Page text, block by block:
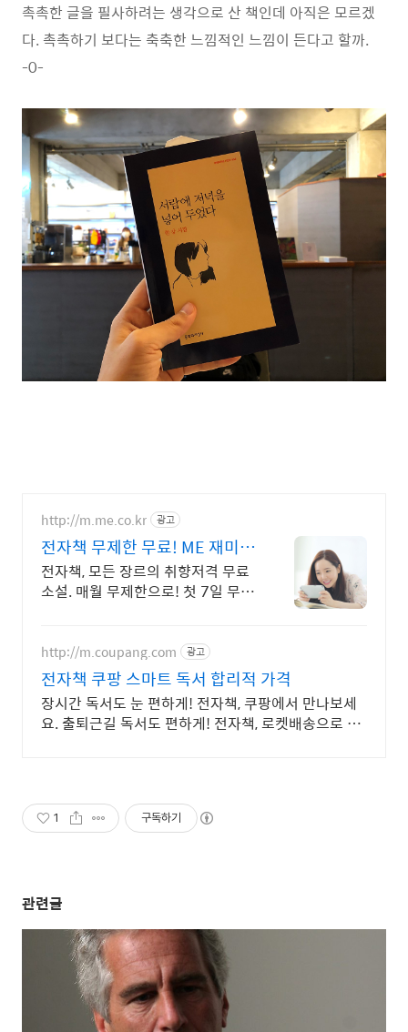
촉촉한 글을 필사하려는 생각으로 산 책인데 아직은 모르겠
다. 촉촉하기 보다는 축축한 느낌적인 느낌이 든다고 할까.
-0-
http://m.me.co.kr 광고
전자책 무제한 무료! ME 재미가
가득한곳!
전자책, 모든 장르의 취향저격 무료
소설. 매월 무제한으로! 첫 7일 무
http://m.coupang.com 광고
전자책 쿠팡 스마트 독서 합리적 가격
장시간 독서도 눈 편하게! 전자책, 쿠팡에서 만나보세
요. 출퇴근길 독서도 편하게! 전자책, 로켓배송으로 빠
1 구독하기
관련글